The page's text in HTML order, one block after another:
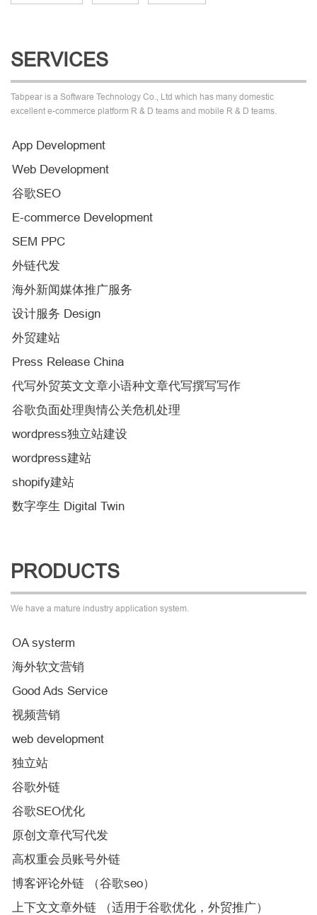
SERVICES
Tabpear is a Software Technology Co., Ltd which has many domestic
excellent e-commerce platform R & D teams and mobile R & D teams.
App Development
Web Development
谷歌SEO
E-commerce Development
SEM PPC
外链代发
海外新闻媒体推广服务
设计服务 Design
外贸建站
Press Release China
代写外贸英文文章小语种文章代写撰写写作
谷歌负面处理舆情公关危机处理
wordpress独立站建设
wordpress建站
shopify建站
数字孪生 Digital Twin
PRODUCTS
We have a mature industry application system.
OA systerm
海外软文营销
Good Ads Service
视频营销
web development
独立站
谷歌外链
谷歌SEO优化
原创文章代写代发
高权重会员账号外链
博客评论外链 （谷歌seo）
上下文文章外链 （适用于谷歌优化，外贸推广）